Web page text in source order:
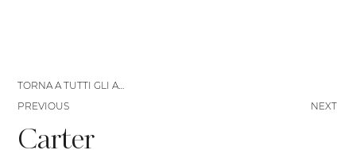
Carter
NEXT
TORNA A TUTTI GLI ABITI
PREVIOUS